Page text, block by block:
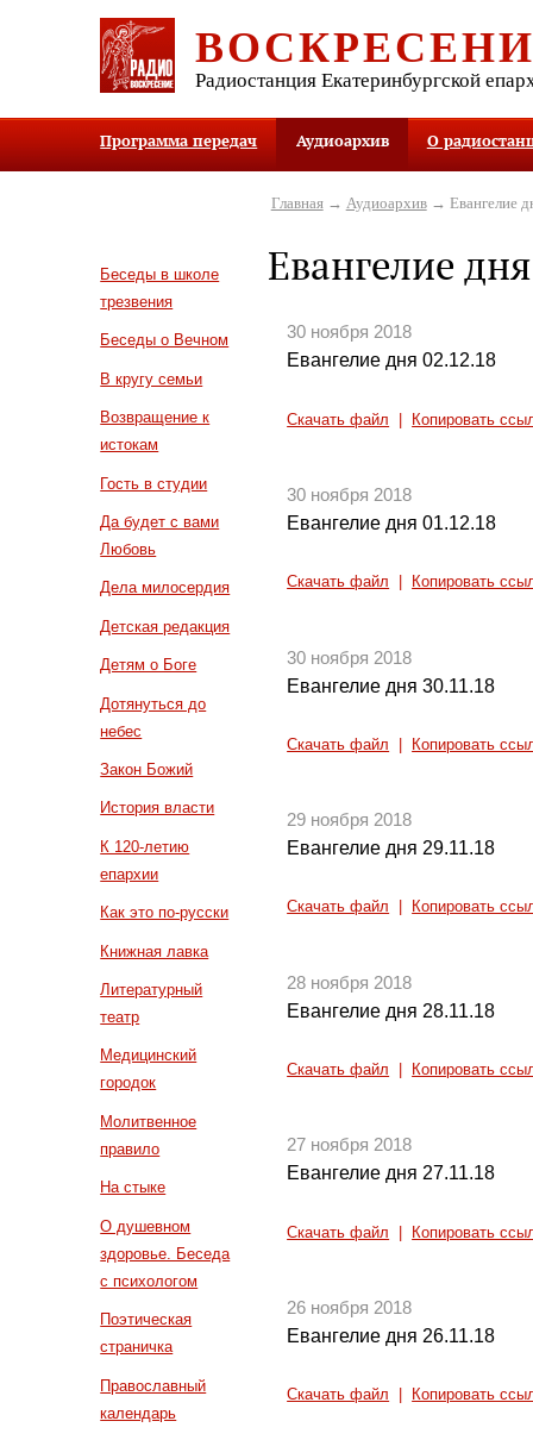
Радиостанция Екатеринбургской
Программа передач Аудиоархив О
Беседы в школе
трезвения
Беседы о Вечном
В кругу семьи
Возвращение к
истокам
Гость в студии
Да будет с вами
Любовь
Дела милосердия
Детская редакция
Детям о Боге
Дотянуться до
небес
Закон Божий
История власти
К 120-летию
епархии
Как это по-русски
Книжная лавка
Литературный
театр
Медицинский
городок
Молитвенное
правило
На стыке
О душевном
здоровье. Беседа
с психологом
Поэтическая
страничка
Православный
календарь
Главная→ Аудиоархив→ Евангелие
Евангелие дня
30 ноября 2018
Евангелие дня 02.12.18
Скачать файл Копировать
30 ноября 2018
Евангелие дня 01.12.18
Скачать файл Копировать
30 ноября 2018
Евангелие дня 30.11.18
Скачать файл Копировать
29 ноября 2018
Евангелие дня 29.11.18
Скачать файл Копировать
28 ноября 2018
Евангелие дня 28.11.18
Скачать файл Копировать
27 ноября 2018
Евангелие дня 27.11.18
Скачать файл Копировать
26 ноября 2018
Евангелие дня 26.11.18
Скачать файл Копировать